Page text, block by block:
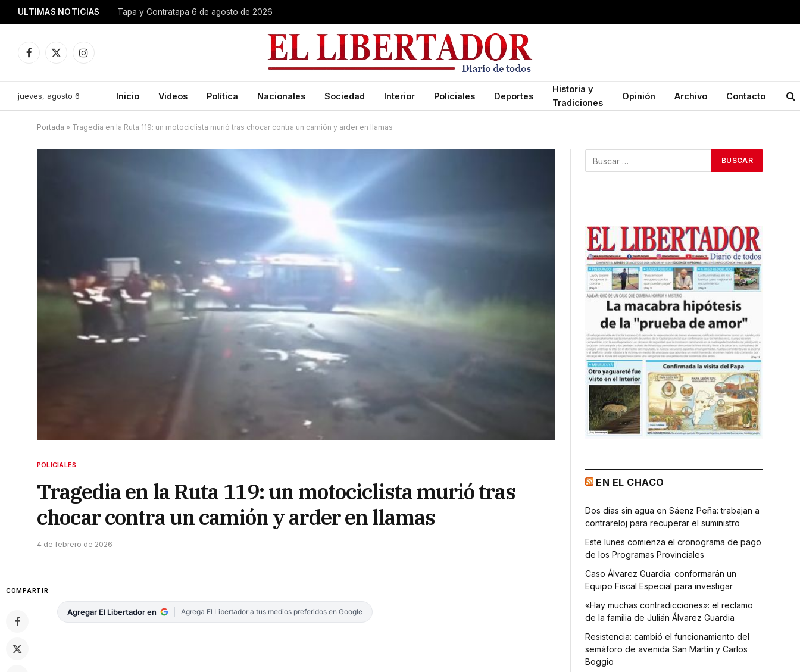
ULTIMAS NOTICIAS Tapa y Contratapa 6 de agosto de 2026
Facebook
X
Instagram
jueves, agosto 6 Inicio Videos Política Nacionales Sociedad Interior Policiales Deportes
Historia y
Tradiciones
Opinión Archivo Contacto
Portada » Tragedia en la Ruta 119: un motociclista murió tras chocar contra un camión y arder en llamas
POLICIALES
Tragedia en la Ruta 119: un motociclista murió tras
chocar contra un camión y arder en llamas
4 de febrero de 2026
COMPARTIR
Agregar El Libertador en Agrega El Libertador a tus medios preferidos en Google
EN EL CHACO
Dos días sin agua en Sáenz Peña: trabajan a
contrareloj para recuperar el suministro
Este lunes comienza el cronograma de pago
de los Programas Provinciales
Caso Álvarez Guardia: conformarán un
Equipo Fiscal Especial para investigar
«Hay muchas contradicciones»: el reclamo
de la familia de Julián Álvarez Guardia
Resistencia: cambió el funcionamiento del
semáforo de avenida San Martín y Carlos
Boggio